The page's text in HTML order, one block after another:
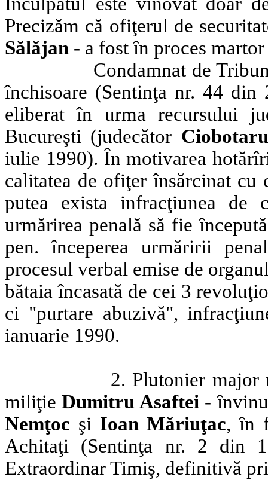
Precizăm că ofiţerul de
Sălăjan - a fost în proces
Condamnat de
închisoare (Sentinţa nr. 44
eliberat în urma recursului
Bucureşti (judecător
iulie 1990). În motivarea
calitatea de ofiţer însărcinat cu
putea exista infracţiunea de
urmărirea penală să fie
pen. începerea urmăririi
procesul verbal emise de
bătaia încasată de cei 3
ci "purtare abuzivă",
ianuarie 1990.
2. Plutonier
miliţieDumitru Asaftei-
Nemţoc şi Ioan Măriuţac, în
Achitaţi (Sentinţa nr. 2 din
Extraordinar Timiş, definitivă